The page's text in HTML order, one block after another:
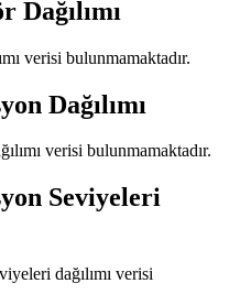
Dağılımı
verisi bulunmamaktadır.
Dağılımı
verisi bulunmamaktadır.
Seviyeleri
dağılımı verisi